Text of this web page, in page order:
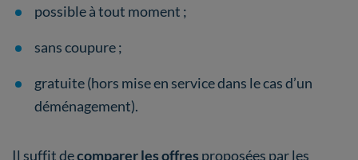
possible à tout moment ;
sans coupure ;
gratuite (hors mise en service dans le cas d’un
déménagement).
Il suffit decomparer les offres proposées par les